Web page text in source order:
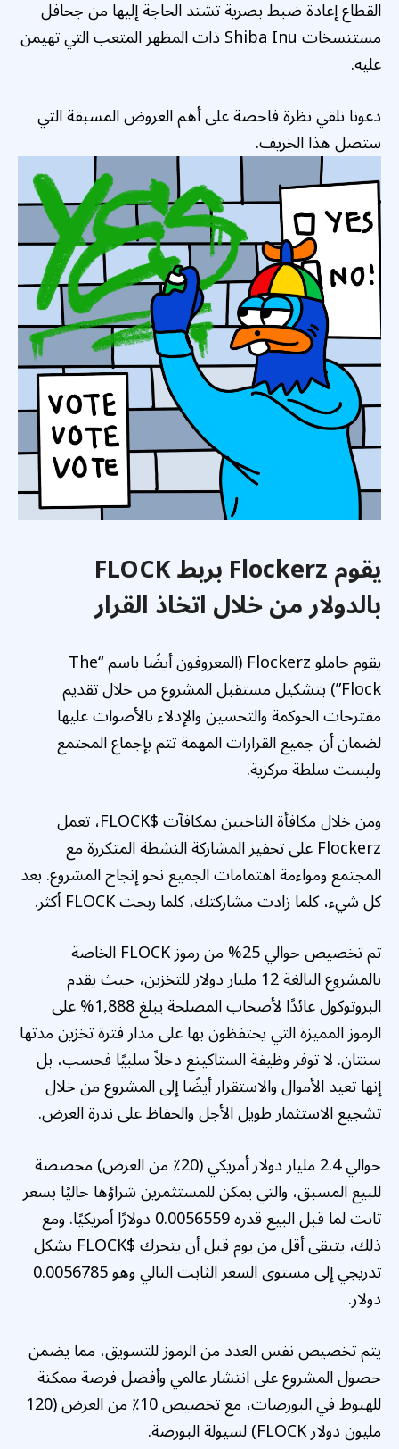
القطاع إعادة ضبط بصرية تشتد الحاجة إليها من جحافل
مستنسخات Shiba Inu ذات المظهر المتعب التي تهيمن
عليه.
دعونا نلقي نظرة فاحصة على أهم العروض المسبقة التي
ستصل هذا الخريف.
يقوم Flockerz بربط FLOCK
بالدولار من خلال اتخاذ القرار
يقوم حاملو Flockerz (المعروفون أيضًا باسم “The
Flock”) بتشكيل مستقبل المشروع من خلال تقديم
مقترحات الحوكمة والتحسين والإدلاء بالأصوات عليها
لضمان أن جميع القرارات المهمة تتم بإجماع المجتمع
وليست سلطة مركزية.
ومن خلال مكافأة الناخبين بمكافآت $FLOCK، تعمل
Flockerz على تحفيز المشاركة النشطة المتكررة مع
المجتمع ومواءمة اهتمامات الجميع نحو إنجاح المشروع. بعد
كل شيء، كلما زادت مشاركتك، كلما ربحت FLOCK أكثر.
تم تخصيص حوالي 25% من رموز FLOCK الخاصة
بالمشروع البالغة 12 مليار دولار للتخزين، حيث يقدم
البروتوكول عائدًا لأصحاب المصلحة يبلغ 1,888% على
الرموز المميزة التي يحتفظون بها على مدار فترة تخزين مدتها
سنتان. لا توفر وظيفة الستاكينغ دخلاً سلبيًا فحسب، بل
إنها تعيد الأموال والاستقرار أيضًا إلى المشروع من خلال
تشجيع الاستثمار طويل الأجل والحفاظ على ندرة العرض.
حوالي 2.4 مليار دولار أمريكي (20٪ من العرض) مخصصة
للبيع المسبق، والتي يمكن للمستثمرين شراؤها حاليًا بسعر
ثابت لما قبل البيع قدره 0.0056559 دولارًا أمريكيًا. ومع
ذلك، يتبقى أقل من يوم قبل أن يتحرك $FLOCK بشكل
تدريجي إلى مستوى السعر الثابت التالي وهو 0.0056785
دولار.
يتم تخصيص نفس العدد من الرموز للتسويق، مما يضمن
حصول المشروع على انتشار عالمي وأفضل فرصة ممكنة
للهبوط في البورصات، مع تخصيص 10٪ من العرض (120
مليون دولار FLOCK) لسيولة البورصة.